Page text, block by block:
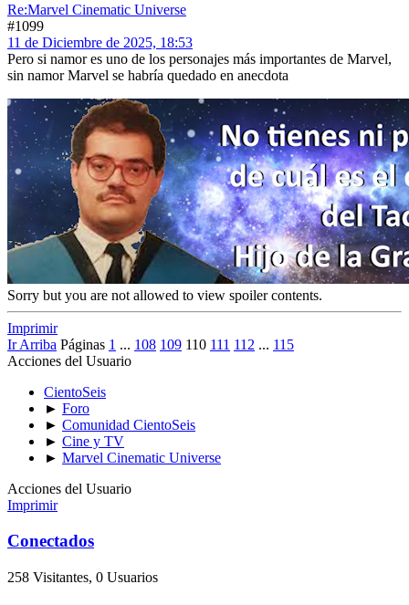
Re:Marvel Cinematic Universe
#1099
11 de Diciembre de 2025, 18:53
Pero si namor es uno de los personajes más importantes de Marvel,
sin namor Marvel se habría quedado en anecdota
Sorry but you are not allowed to view spoiler contents.
Imprimir
Ir Arriba Páginas 1 ... 108 109 110 111 112 ... 115
Acciones del Usuario
CientoSeis
► Foro
► Comunidad CientoSeis
► Cine y TV
► Marvel Cinematic Universe
Acciones del Usuario
Imprimir
Conectados
258 Visitantes, 0 Usuarios